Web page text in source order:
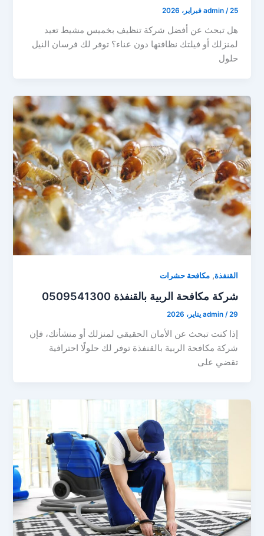
admin /25 فبراير، 2026
هل تبحث عن أفضل شركة تنظيف بخميس مشيط تعيد
لمنزلك أو فيلتك نظافتها دون عناء؟ توفر لك فرسان النيل
حلول
القنفذة,مكافحة حشرات
شركة مكافحة الربية بالقنفذة 0509541300
admin /29 يناير، 2026
إذا كنت تبحث عن الأمان الحقيقي لمنزلك أو منشأتك، فإن
شركة مكافحة الربية بالقنفذة توفر لك حلولًا احترافية
تقضي على